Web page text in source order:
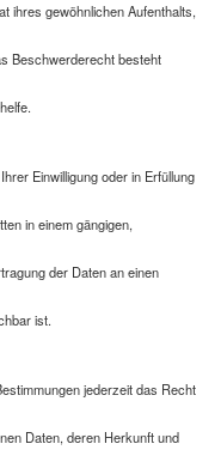
ihres gewöhnlichen Aufenthalts,
Beschwerderecht besteht
Einwilligung oder in Erfüllung
in einem gängigen,
der Daten an einen
ist.
jederzeit das Recht
Daten, deren Herkunft und